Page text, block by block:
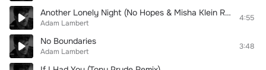
Another Lonely Night (No Hopes & Misha Klein Radio Mix)
Adam Lambert
4:55
No Boundaries
Adam Lambert
3:48